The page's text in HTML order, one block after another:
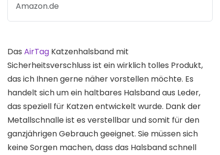
Amazon.de
Das AirTag Katzenhalsband mit
Sicherheitsverschluss ist ein wirklich tolles Produkt,
das ich Ihnen gerne näher vorstellen möchte. Es
handelt sich um ein haltbares Halsband aus Leder,
das speziell für Katzen entwickelt wurde. Dank der
Metallschnalle ist es verstellbar und somit für den
ganzjährigen Gebrauch geeignet. Sie müssen sich
keine Sorgen machen, dass das Halsband schnell